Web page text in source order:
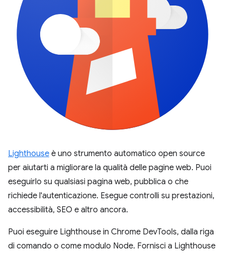
Lighthouse è uno strumento automatico open source
per aiutarti a migliorare la qualità delle pagine web. Puoi
eseguirlo su qualsiasi pagina web, pubblica o che
richiede l'autenticazione. Esegue controlli su prestazioni,
accessibilità, SEO e altro ancora.
Puoi eseguire Lighthouse in Chrome DevTools, dalla riga
di comando o come modulo Node. Fornisci a Lighthouse